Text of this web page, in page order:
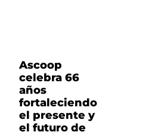
Ascoop
celebra 66
años
fortaleciendo
el presente y
el futuro de